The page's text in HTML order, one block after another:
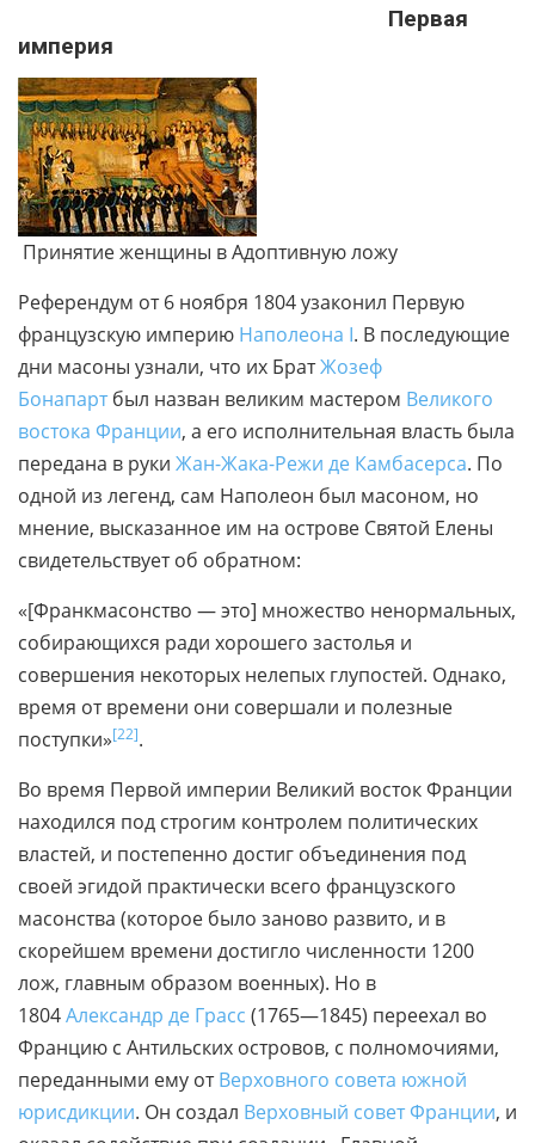
Первая
империя
Принятие женщины в Адоптивную ложу
Референдум от 6 ноября 1804 узаконил Первую
французскую империю Наполеона I. В последующие
дни масоны узнали, что их БратЖозеф
Бонапарт был назван великим мастером Великого
востока Франции, а его исполнительная власть была
передана в руки Жан-Жака-Режи де Камбасерса. По
одной из легенд, сам Наполеон был масоном, но
мнение, высказанное им на острове Святой Елены
свидетельствует об обратном:
«[Франкмасонство — это] множество ненормальных,
собирающихся ради хорошего застолья и
совершения некоторых нелепых глупостей. Однако,
время от времени они совершали и полезные
поступки»[22].
Во время Первой империи Великий восток Франции
находился под строгим контролем политических
властей, и постепенно достиг объединения под
своей эгидой практически всего французского
масонства (которое было заново развито, и в
скорейшем времени достигло численности 1200
лож, главным образом военных). Но в
1804Александр де Грасс (1765—1845) переехал во
Францию с Антильских островов, с полномочиями,
переданными ему от Верховного совета южной
юрисдикции. Он создал Верховный совет Франции, и